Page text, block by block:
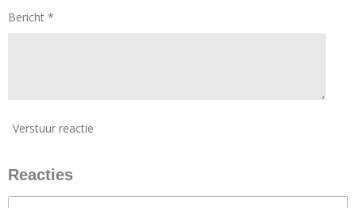
Bericht *
Verstuur reactie
Reacties